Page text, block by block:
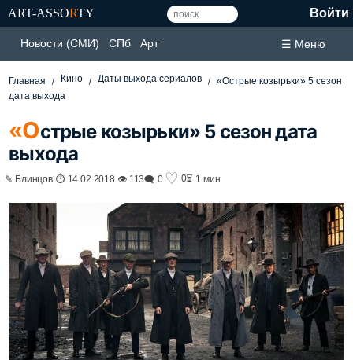
ART-ASSORTY Войти
Новости (СМИ) СПб Арт ☰ Меню
Главная Кино Даты выхода сериалов
«Острые козырьки» 5 сезон
дата выхода
«Острые козырьки» 5 сезон дата
выхода
✎ Блинцов ⏱ 14.02.2018 👁 113🗨 0 ♡ 0⏳ 1 мин